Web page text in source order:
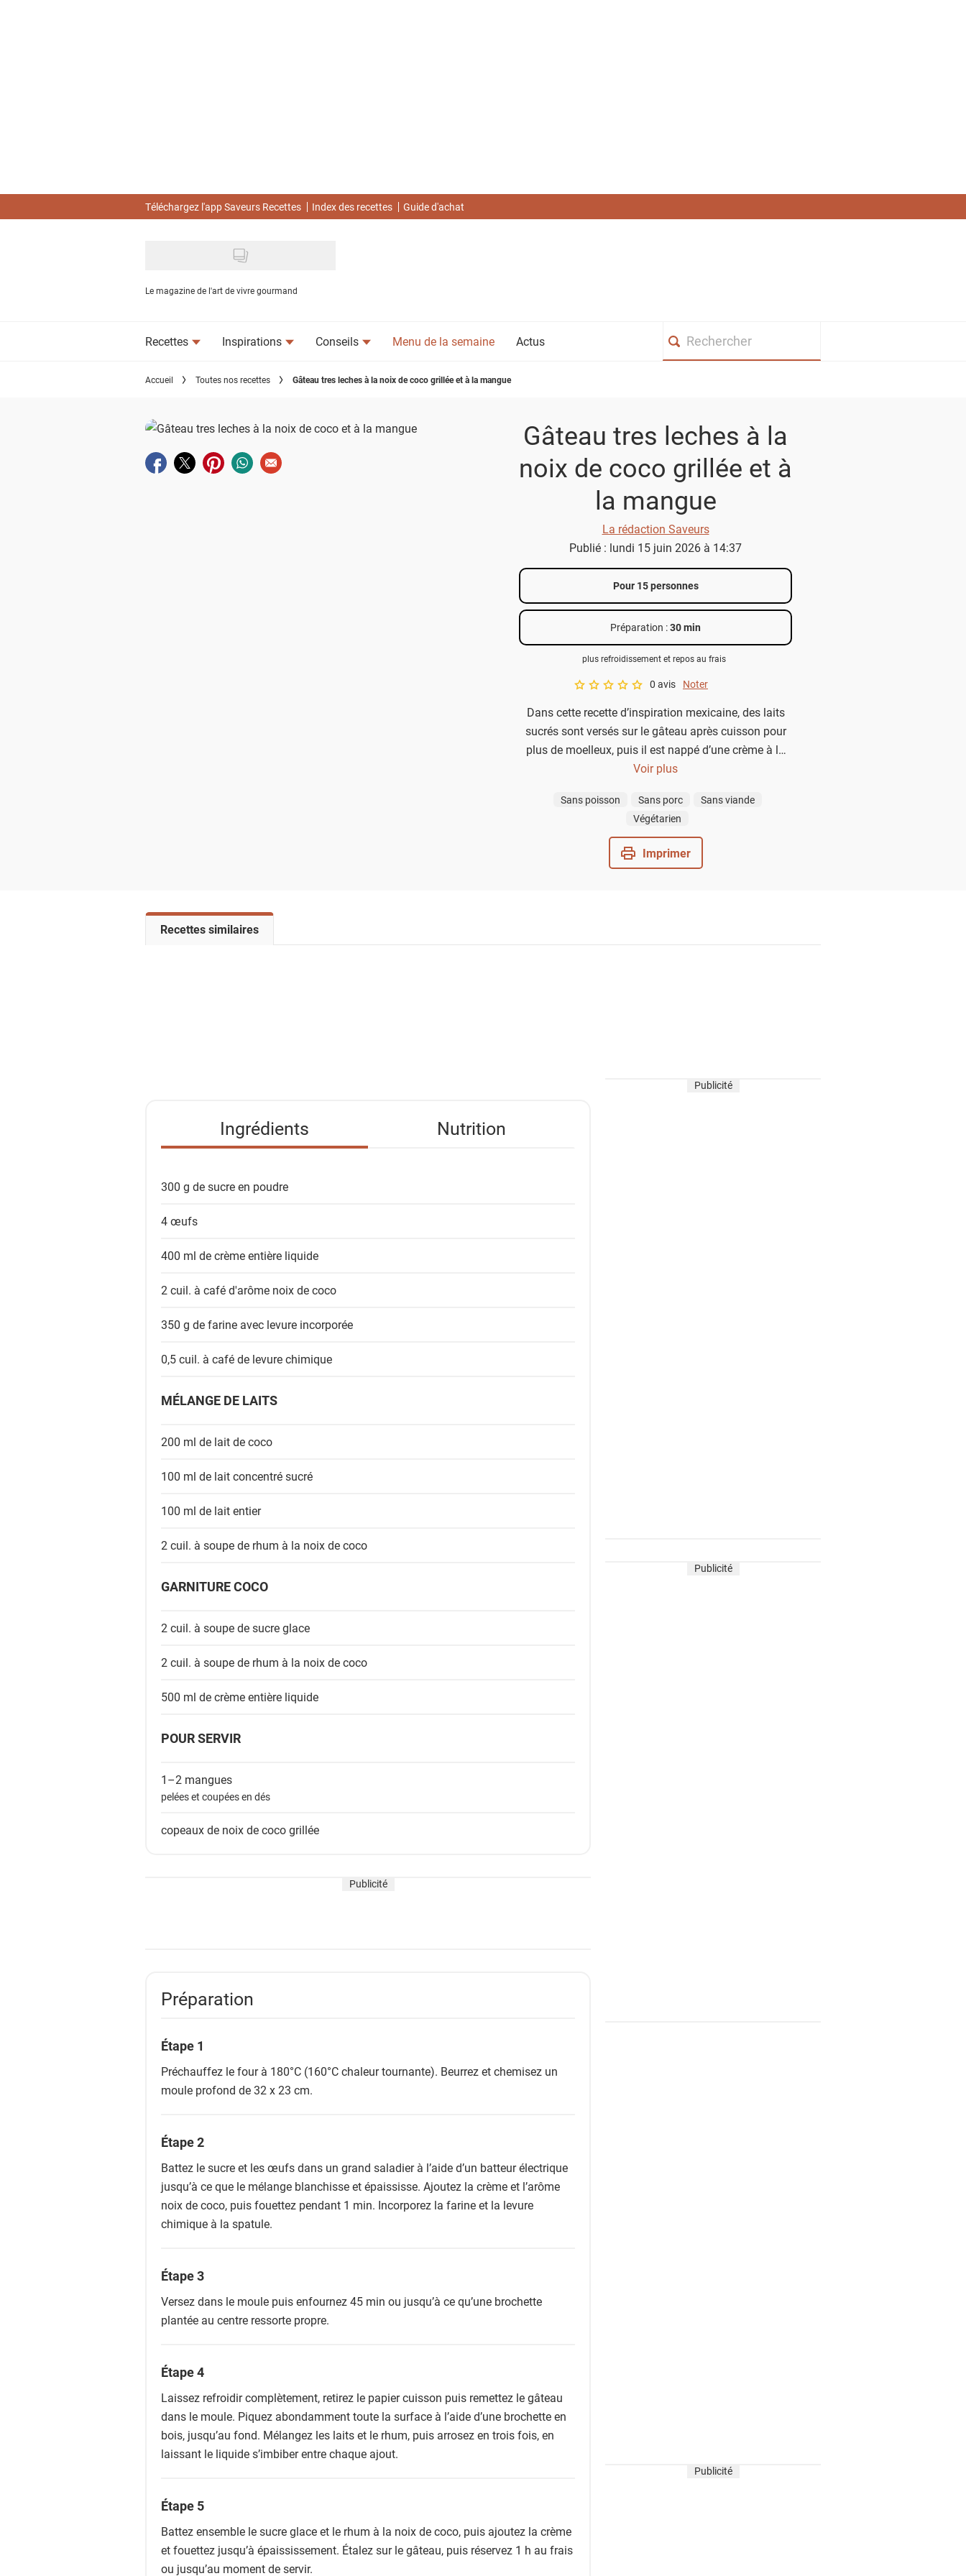
Téléchargez l'app Saveurs Recettes Index des recettes Guide d'achat
Le magazine de l'art de vivre gourmand
Recettes Inspirations Conseils Menu de la semaine Actus
Accueil Toutes nos recettes Gâteau tres leches à la noix de coco grillée et à la mangue
Partager sur facebook
Partager sur twitter
Partager sur pinterest
Partager sur whatsapp
Envoyer à un ami
Gâteau tres leches à la
noix de coco grillée et à
la mangue
La rédaction Saveurs
Publié : lundi 15 juin 2026 à 14:37
Pour 15 personnes
Préparation :30 min
plus refroidissement et repos au frais
A star rating of 0 out of 5.
0 avis Noter
Dans cette recette d’inspiration mexicaine, des laits
sucrés sont versés sur le gâteau après cuisson pour
plus de moelleux, puis il est nappé d’une crème à la
noix de coco aérienne, de copeaux de noix de coco
Voir plus
Sans poisson Sans porc
Sans viande
Végétarien
Imprimer
o
Recettes similaires
Ingrédients Nutrition
300 g desucre en poudre
4œufs
400 ml decrème entière liquide
2 cuil. à caféd'arôme noix de coco
350 g defarine avec levure incorporée
0,5 cuil. à café de levure chimique
MÉLANGE DE LAITS
200 ml de lait de coco
100 ml de lait concentré sucré
100 ml de lait entier
2 cuil. à soupe de rhum à la noix de coco
GARNITURE COCO
2 cuil. à soupe desucre glace
2 cuil. à soupe de rhum à la noix de coco
500 ml decrème entière liquide
POUR SERVIR
1–2 mangues
pelées et coupées en dés
copeaux de noix de coco grillée
Publicité
Préparation
Étape 1
Préchauffez le four à 180°C (160°C chaleur tournante). Beurrez et chemisez un
moule profond de 32 x 23 cm.
Étape 2
Battez le sucre et les œufs dans un grand saladier à l’aide d’un batteur électrique
jusqu’à ce que le mélange blanchisse et épaississe. Ajoutez la crème et l’arôme
noix de coco, puis fouettez pendant 1 min. Incorporez la farine et la levure
chimique à la spatule.
Étape 3
Versez dans le moule puis enfournez 45 min ou jusqu’à ce qu’une brochette
plantée au centre ressorte propre.
Étape 4
Laissez refroidir complètement, retirez le papier cuisson puis remettez le gâteau
dans le moule. Piquez abondamment toute la surface à l’aide d’une brochette en
bois, jusqu’au fond. Mélangez les laits et le rhum, puis arrosez en trois fois, en
laissant le liquide s’imbiber entre chaque ajout.
Étape 5
Battez ensemble le sucre glace et le rhum à la noix de coco, puis ajoutez la crème
et fouettez jusqu’à épaississement. Étalez sur le gâteau, puis réservez 1 h au frais
ou jusqu’au moment de servir.
Publicité
Publicité
Publicité